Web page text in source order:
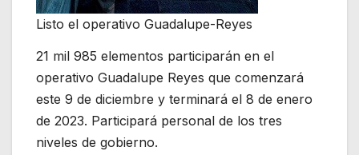
Listo el operativo Guadalupe-Reyes
21 mil 985 elementos participarán en el
operativo Guadalupe Reyes que comenzará
este 9 de diciembre y terminará el 8 de enero
de 2023. Participará personal de los tres
niveles de gobierno.